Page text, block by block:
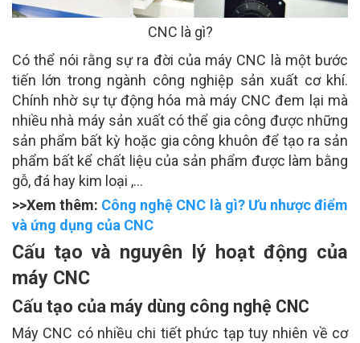
CNC là gì?
Có thể nói rằng sự ra đời của máy CNC là một bước
tiến lớn trong ngành công nghiệp sản xuất cơ khí.
Chính nhờ sự tự động hóa mà máy CNC đem lại mà
nhiều nhà máy sản xuất có thể gia công được những
sản phẩm bất kỳ hoặc gia công khuôn để tạo ra sản
phẩm bất kể chất liệu của sản phẩm được làm bằng
gỗ, đá hay kim loại ,…
>>Xem thêm: Công nghệ CNC là gì? Ưu nhược điểm
và ứng dụng của CNC
Cấu tạo và nguyên lý hoạt động của
máy CNC
Cấu tạo của máy dùng công nghệ CNC
Máy CNC có nhiều chi tiết phức tạp tuy nhiên về cơ